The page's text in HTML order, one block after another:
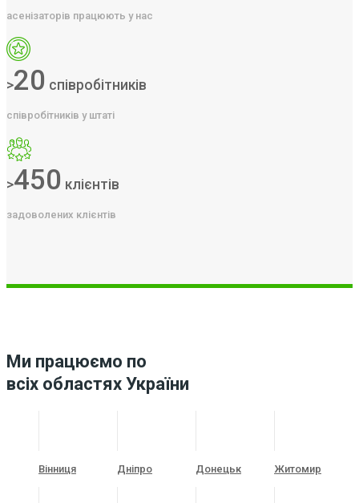
асенізаторів працюють у нас
>20 співробітників
співробітників у штаті
>450 клієнтів
задоволених клієнтів
Ми працюємо по
всіх областях України
Вінниця Дніпро Донецьк Житомир